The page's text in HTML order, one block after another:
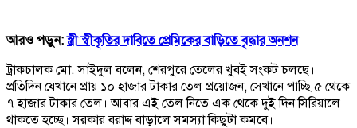
আরও পড়ুন:স্ত্রী স্বীকৃতির দাবিতে প্রেমিকের বাড়িতে বৃদ্ধার অনশন
ট্রাকচালক মো. সাইদুল বলেন, শেরপুরে তেলের খুবই সংকট চলছে।
প্রতিদিন যেখানে প্রায় ১০ হাজার টাকার তেল প্রয়োজন, সেখানে পাচ্ছি ৫ থেকে
৭ হাজার টাকার তেল। আবার এই তেল নিতে এক থেকে দুই দিন সিরিয়ালে
থাকতে হচ্ছে। সরকার বরাদ্দ বাড়ালে সমস্যা কিছুটা কমবে।